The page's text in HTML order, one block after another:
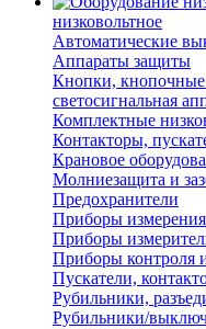
низковольтное
Автоматические
Аппараты защиты
Кнопки, кнопочные
светосигнальная
Комплектные
Контакторы,
Крановое
Молниезащита и
Предохранители
Приборы измерения
Приборы
Приборы контроля
Пускатели,
Рубильники,
Рубильники/